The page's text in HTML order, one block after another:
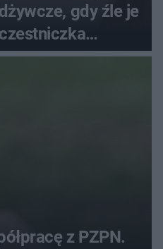
gdy źle je
z PZPN.